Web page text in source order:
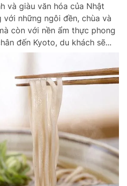
và giàu văn hóa của Nhật
với những ngôi đền, chùa và
còn với nền ẩm thực phong
đến Kyoto, du khách sẽ...